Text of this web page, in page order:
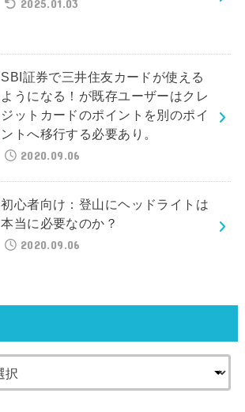
2025.01.03
SBI証券で三井住友カードが使える
ようになる！が既存ユーザーはクレ
ジットカードのポイントを別のポイ
ントへ移行する必要あり。
2020.09.06
初心者向け：登山にヘッドライトは
本当に必要なのか？
2020.09.06